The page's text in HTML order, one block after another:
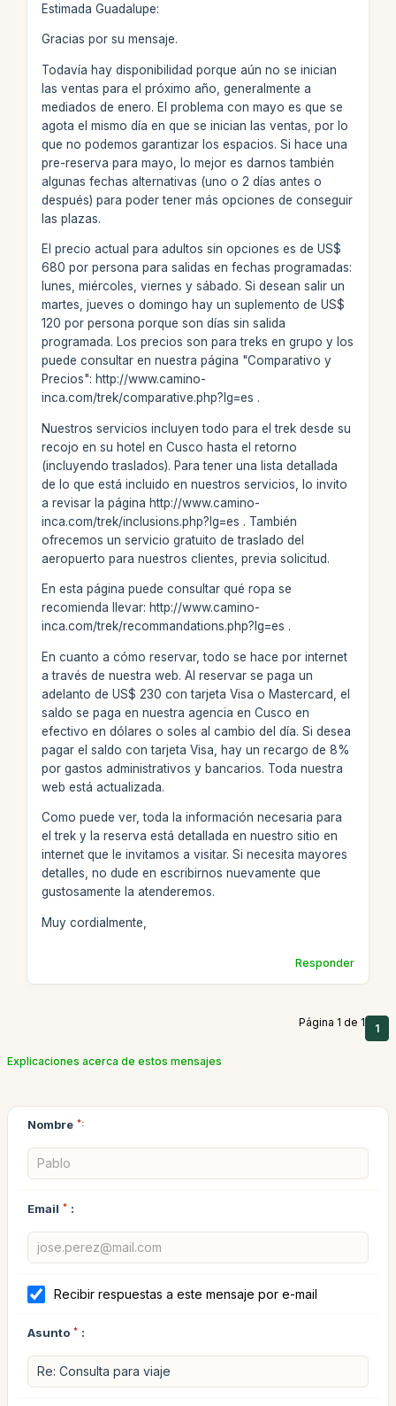
Estimada Guadalupe:
Gracias por su mensaje.
Todavía hay disponibilidad porque aún no se inician
las ventas para el próximo año, generalmente a
mediados de enero. El problema con mayo es que se
agota el mismo día en que se inician las ventas, por lo
que no podemos garantizar los espacios. Si hace una
pre-reserva para mayo, lo mejor es darnos también
algunas fechas alternativas (uno o 2 días antes o
después) para poder tener más opciones de conseguir
las plazas.
El precio actual para adultos sin opciones es de US$
680 por persona para salidas en fechas programadas:
lunes, miércoles, viernes y sábado. Si desean salir un
martes, jueves o domingo hay un suplemento de US$
120 por persona porque son días sin salida
programada. Los precios son para treks en grupo y los
puede consultar en nuestra página "Comparativo y
Precios": http://www.camino-
inca.com/trek/comparative.php?lg=es .
Nuestros servicios incluyen todo para el trek desde su
recojo en su hotel en Cusco hasta el retorno
(incluyendo traslados). Para tener una lista detallada
de lo que está incluido en nuestros servicios, lo invito
a revisar la página http://www.camino-
inca.com/trek/inclusions.php?lg=es . También
ofrecemos un servicio gratuito de traslado del
aeropuerto para nuestros clientes, previa solicitud.
En esta página puede consultar qué ropa se
recomienda llevar: http://www.camino-
inca.com/trek/recommandations.php?lg=es .
En cuanto a cómo reservar, todo se hace por internet
a través de nuestra web. Al reservar se paga un
adelanto de US$ 230 con tarjeta Visa o Mastercard, el
saldo se paga en nuestra agencia en Cusco en
efectivo en dólares o soles al cambio del día. Si desea
pagar el saldo con tarjeta Visa, hay un recargo de 8%
por gastos administrativos y bancarios. Toda nuestra
web está actualizada.
Como puede ver, toda la información necesaria para
el trek y la reserva está detallada en nuestro sitio en
internet que le invitamos a visitar. Si necesita mayores
detalles, no dude en escribirnos nuevamente que
gustosamente la atenderemos.
Muy cordialmente,
Responder
Página 1 de 1 1
Explicaciones acerca de estos mensajes
Nombre *:
Email * :
Recibir respuestas a este mensaje por e-mail
Asunto * :